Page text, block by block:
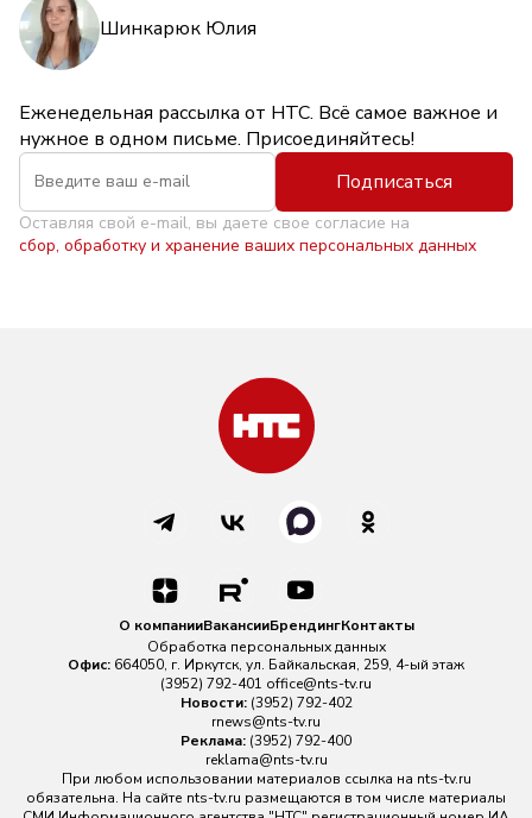
Шинкарюк Юлия
Еженедельная рассылка от НТС. Всё самое важное и
нужное в одном письме. Присоединяйтесь!
Подписаться
Оставляя свой e-mail, вы даете свое согласие на
сбор, обработку и хранение ваших персональных данных
О компанииВакансииБрендингКонтакты
Обработка персональных данных
Офис: 664050, г. Иркутск, ул. Байкальская, 259, 4-ый этаж
(3952) 792-401 office@nts-tv.ru
Новости: (3952) 792-402
rnews@nts-tv.ru
Реклама: (3952) 792-400
reklama@nts-tv.ru
При любом использовании материалов ссылка на nts-tv.ru
обязательна. На сайте nts-tv.ru размещаются в том числе материалы